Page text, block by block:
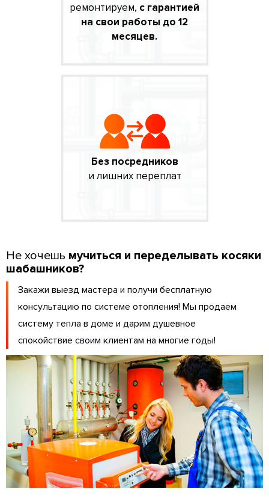
ремонтируем, с гарантией
на свои работы до 12
месяцев.
Без посредников
и лишних переплат
Не хочешь мучиться и переделывать косяки
шабашников?
Закажи выезд мастера и получи бесплатную
консультацию по системе отопления! Мы продаем
систему тепла в доме и дарим душевное
спокойствие своим клиентам на многие годы!